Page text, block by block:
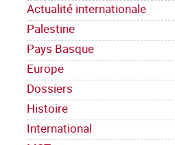
Actualité internationale
Palestine
Pays Basque
Europe
Dossiers
Histoire
International